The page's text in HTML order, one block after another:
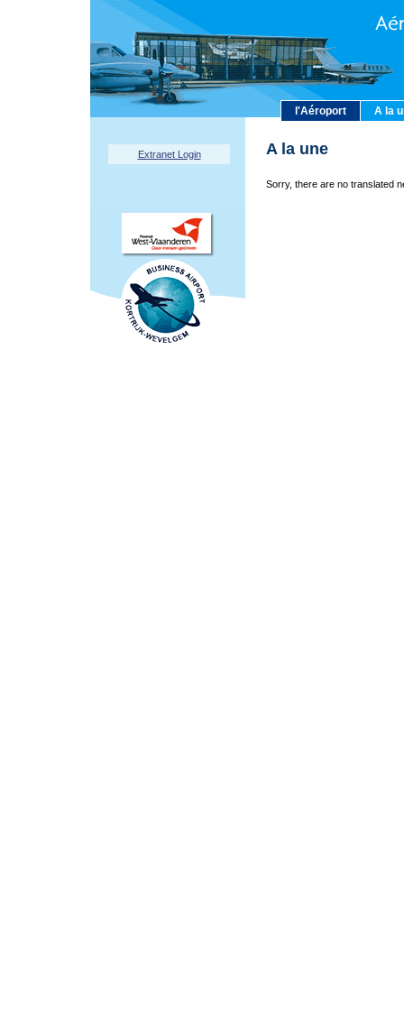
l'Aéroport A la
Extranet Login A la une
Sorry, there are no translated